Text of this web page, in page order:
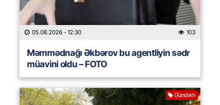
05.08.2026 - 12:30 103
Məmmədnağı Əkbərov bu agentliyin sədr
müavini oldu – FOTO
Gündəm